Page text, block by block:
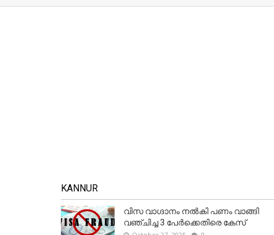
KANNUR
വിസ വാഗ്ദാനം നൽകി പണം വാങ്ങി
വഞ്ചിച്ച 3 പേർക്കെതിരെ കേസ്